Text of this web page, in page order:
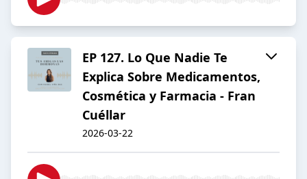
EP 127. Lo Que Nadie Te
Explica Sobre Medicamentos,
Cosmética y Farmacia - Fran
Cuéllar
2026-03-22